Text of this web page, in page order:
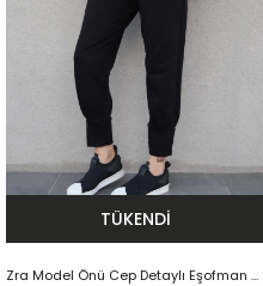
TÜKENDI
Zra Model Önü Cep Detaylı Eşofman Altı Siyah